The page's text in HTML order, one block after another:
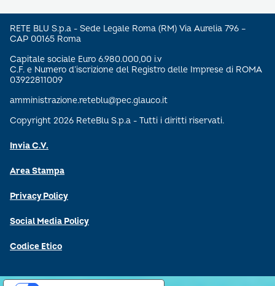
RETE BLU S.p.a - Sede Legale Roma (RM) Via Aurelia 796 –
CAP 00165 Roma
Capitale sociale Euro 6.980.000,00 i.v
C.F. e Numero d’iscrizione del Registro delle Imprese di ROMA
03922811009
amministrazione.reteblu@pec.glauco.it
Copyright 2026 ReteBlu S.p.a - Tutti i diritti riservati.
Invia C.V.
Area Stampa
Privacy Policy
Social Media Policy
Codice Etico